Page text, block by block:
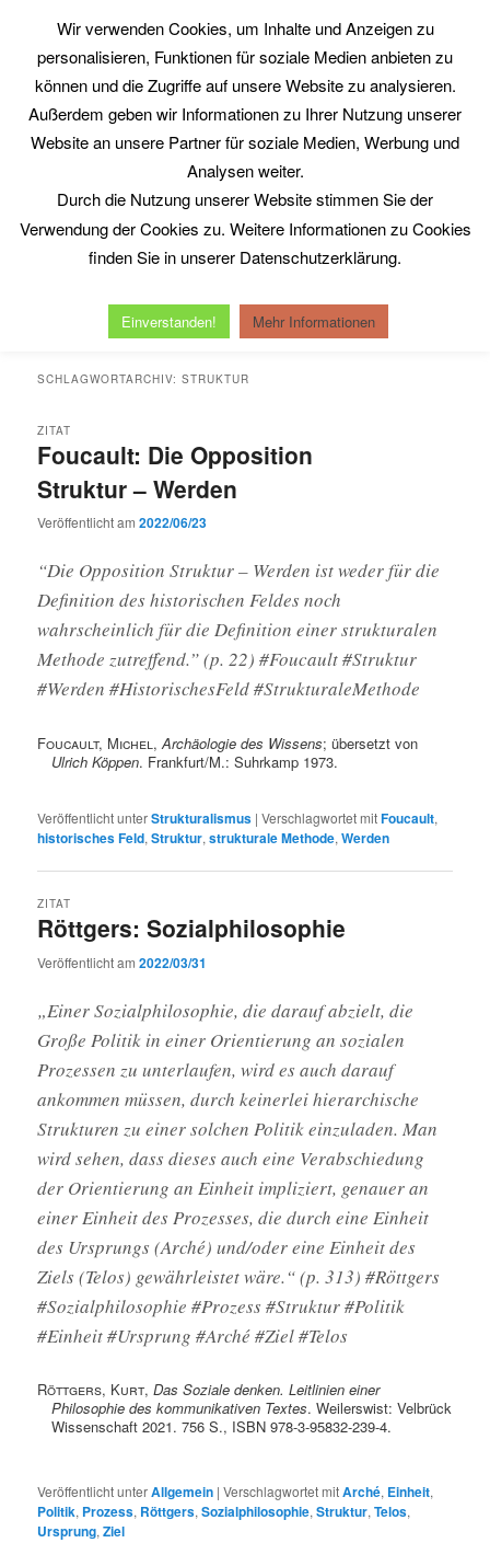
springen
sekundären
springenPhilosophy@Work
www.philosophy-at-work.eu
HauptmenüHome Neuerscheinungen Kurt Röttgers
Datenschutzerklärung Impressum
SCHLAGWORTARCHIV:STRUKTUR
Foucault: Die Opposition
Struktur – Werden
ZITAT
Veröffentlicht am2022/06/23
“Die Opposition Struktur – Werden ist weder für die
Definition des historischen Feldes noch
wahrscheinlich für die Definition einer strukturalen
Methode zutreffend.” (p. 22) #Foucault #Struktur
#Werden #HistorischesFeld #StrukturaleMethode
Foucault, Michel,Archäologie des Wissens; übersetzt von
Ulrich Köppen. Frankfurt/M.: Suhrkamp 1973.
Veröffentlicht unterStrukturalismus |Verschlagwortet mitFoucault,
historisches Feld,Struktur,strukturale Methode,Werden
Röttgers: Sozialphilosophie
ZITAT
Veröffentlicht am2022/03/31
„Einer Sozialphilosophie, die darauf abzielt, die
Große Politik in einer Orientierung an sozialen
Prozessen zu unterlaufen, wird es auch darauf
ankommen müssen, durch keinerlei hierarchische
Strukturen zu einer solchen Politik einzuladen. Man
wird sehen, dass dieses auch eine Verabschiedung
der Orientierung an Einheit impliziert, genauer an
einer Einheit des Prozesses, die durch eine Einheit
des Ursprungs (Arché) und/oder eine Einheit des
Ziels (Telos) gewährleistet wäre.“ (p. 313) #Röttgers
#Sozialphilosophie #Prozess #Struktur #Politik
#Einheit #Ursprung #Arché #Ziel #Telos
Röttgers, Kurt,Das Soziale denken. Leitlinien einer
Philosophie des kommunikativen Textes. Weilerswist: Velbrück
Wissenschaft 2021. 756 S., ISBN 978-3-95832-239-4.
Veröffentlicht unterAllgemein |Verschlagwortet mitArché, Einheit,
Politik, Prozess, Röttgers,Sozialphilosophie,Struktur,Telos,
Ursprung,Ziel
Wir verwenden Cookies, um Inhalte und Anzeigen zu
personalisieren, Funktionen für soziale Medien anbieten zu
können und die Zugriffe auf unsere Website zu analysieren.
Außerdem geben wir Informationen zu Ihrer Nutzung unserer
Website an unsere Partner für soziale Medien, Werbung und
Analysen weiter.
Durch die Nutzung unserer Website stimmen Sie der
Verwendung der Cookies zu. Weitere Informationen zu Cookies
finden Sie in unserer Datenschutzerklärung.
Einverstanden! Mehr Informationen